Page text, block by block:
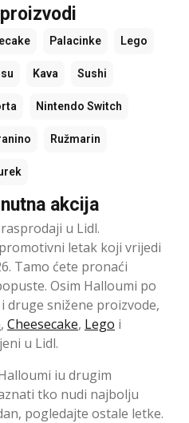
Palacinke Lego
Kava Sushi
Nintendo Switch
Ružmarin
akcija
u Lidl.
letak koji vrijedi
Tamo ćete pronaći
Osim Halloumi po
druge snižene proizvode,
, Cheesecake, Lego i
u Lidl.
iu drugim
tko nudi najbolju
pogledajte ostale letke.